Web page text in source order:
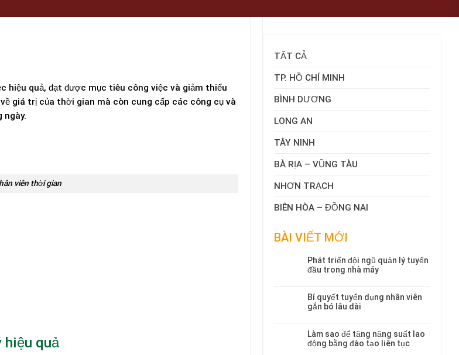
hiệu quả, đạt được mục tiêu công việc và giảm thiểu
giá trị của thời gian mà còn cung cấp các công cụ và
ngày.
viên thời gian
hiệu quả
TẤT CẢ
TP. HỒ CHÍ MINH
BÌNH DƯƠNG
LONG AN
TÂY NINH
BÀ RỊA – VŨNG TÀU
NHƠN TRẠCH
BIÊN HÒA – ĐỒNG NAI
BÀI VIẾT MỚI
Phát triển đội ngũ quản lý tuyến
đầu trong nhà máy
Bí quyết tuyển dụng nhân viên
gắn bó lâu dài
Làm sao để tăng năng suất lao
động bằng đào tạo liên tục